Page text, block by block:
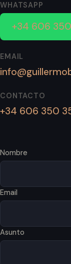
WHATSAPP
+34 606
EMAIL
CONTACTO
+34 606 350
Nombre
Email
Asunto